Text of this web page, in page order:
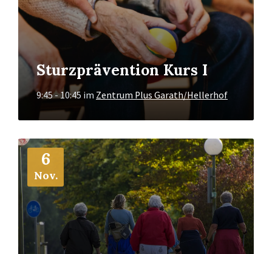
Sturzprävention Kurs I
9:45 - 10:45 im Zentrum Plus Garath/Hellerhof
6
Nov.
Mehr
Info